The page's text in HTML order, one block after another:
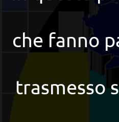
che fanno
trasmesso